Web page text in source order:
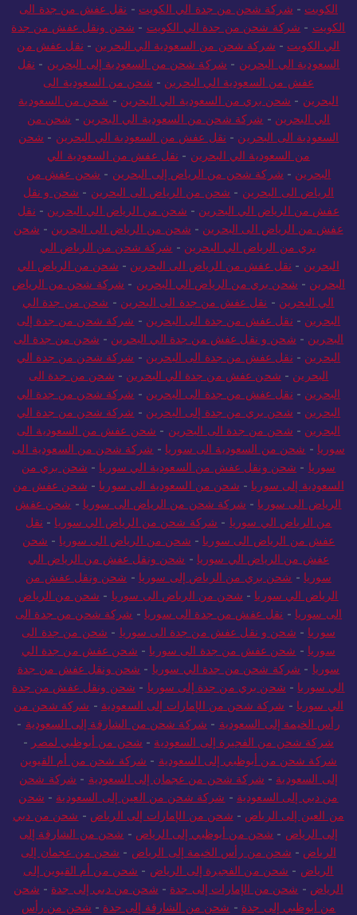
الكويت - شركة شحن من جدة الي الكويت - نقل عفش من جدة الى
الكويت - شركة شحن من جدة الي الكويت - شحن ونقل عفش من جدة
الي الكويت - شركة شحن من السعودية الي البحرين - نقل عفش من
السعودية الي البحرين - شركة شحن من السعودية إلى البحرين - نقل
عفش من السعودية الي البحرين - شحن من السعودية الى
البحرين - شحن بري من السعودية الي البحرين - شحن من السعودية
الي البحرين - شركة شحن من السعودية الي البحرين - شحن من
السعودية الى البحرين - نقل عفش من السعودية الي البحرين - شحن
من السعودية الي البحرين - نقل عفش من السعودية الي
البحرين - شركة شحن من الرياض إلى البحرين - شحن عفش من
الرياض الى البحرين - شحن من الرياض الى البحرين - شحن و نقل
عفش من الرياض الي البحرين - شحن من الرياض الي البحرين - نقل
عفش من الرياض الى البحرين - شحن من الرياض الى البحرين - شحن
بري من الرياض الي البحرين - شركة شحن من الرياض الي
البحرين - نقل عفش من الرياض الى البحرين - شحن من الرياض الي
البحرين - شحن بري من الرياض الي البحرين - شركة شحن من الرياض
الي البحرين - نقل عفش من جدة الى البحرين - شحن من جدة الي
البحرين - نقل عفش من جدة الى البحرين - شركة شحن من جدة إلى
البحرين - شحن و نقل عفش من جدة الي البحرين - شحن من جدة الى
البحرين - نقل عفش من جدة الى البحرين - شركة شحن من جدة الي
البحرين - شحن عفش من جدة الي البحرين - شحن من جدة الى
البحرين - نقل عفش من جدة الى البحرين - شركة شحن من جدة الي
البحرين - شحن بري من جدة إلى البحرين - شركة شحن من جدة الي
البحرين - شحن من جدة الى البحرين - شحن عفش من السعودية الى
سوريا - شحن من السعودية الى سوريا - شركة شحن من السعودية الى
سوريا - شحن ونقل عفش من السعودية الي سوريا - شحن بري من
السعودية إلى سوريا - شحن من السعودية الى سوريا - شحن عفش من
الرياض الى سوريا - شركة شحن من الرياض الى سوريا - شحن عفش
من الرياض الي سوريا - شركة شحن من الرياض الي سوريا - نقل
عفش من الرياض الى سوريا - شحن من الرياض الى سوريا - شحن
عفش من الرياض الي سوريا - شحن ونقل عفش من الرياض الي
سوريا - شحن بري من الرياض إلى سوريا - شحن ونقل عفش من
الرياض الي سوريا - شحن من الرياض الى سوريا - شحن من الرياض
الى سوريا - نقل عفش من جدة الى سوريا - شركة شحن من جدة الى
سوريا - شحن و نقل عفش من جدة الى سوريا - شحن من جدة الى
سوريا - شحن عفش من جدة الى سوريا - شحن عفش من جدة الي
سوريا - شركة شحن من جدة الي سوريا - شحن ونقل عفش من جدة
الي سوريا - شحن بري من جدة إلى سوريا - شحن ونقل عفش من جدة
الي سوريا - شركة شحن من الإمارات إلى السعودية - شركة شحن من
رأس الخيمة إلى السعودية - شركة شحن من الشارقة إلى السعودية -
شركة شحن من الفجيرة إلى السعودية - شحن من أبوظبي لمصر -
شركة شحن من أبوظبي إلى السعودية - شركة شحن من أم القيوين
إلى السعودية - شركة شحن من عجمان إلى السعودية - شركة شحن
من دبي إلى السعودية - شركة شحن من العين إلى السعودية - شحن
من العين إلى الرياض - شحن من الإمارات إلى الرياض - شحن من دبي
إلى الرياض - شحن من أبوظبي إلى الرياض - شحن من الشارقة إلى
الرياض - شحن من رأس الخيمة إلى الرياض - شحن من عجمان إلى
الرياض - شحن من الفجيرة إلى الرياض - شحن من أم القيوين إلى
الرياض - شحن من الإمارات إلى جدة - شحن من دبي إلى جدة - شحن
من أبوظبي إلى جدة - شحن من الشارقة إلى جدة - شحن من رأس